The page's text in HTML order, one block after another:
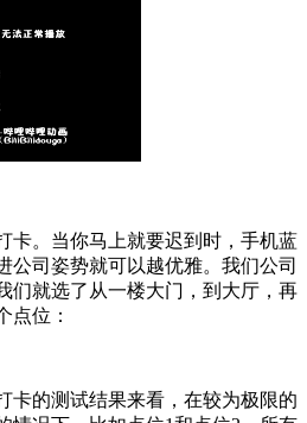
卡。当你马上就要迟到时，手机蓝
公司姿势就可以越优雅。我们公司
们就选了从一楼大门，到大厅，再
点位：
卡的测试结果来看，在较为极限的